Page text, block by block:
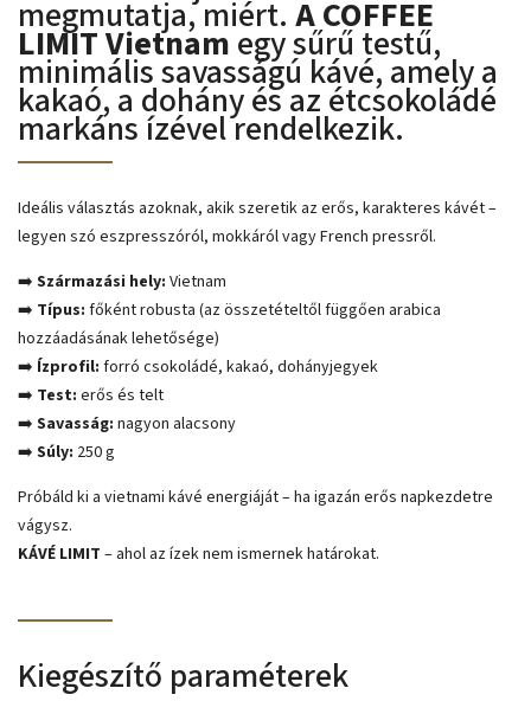
megmutatja, miért. A COFFEE
LIMIT Vietnam egy sűrű testű,
minimális savasságú kávé, amely a
kakaó, a dohány és az étcsokoládé
markáns ízével rendelkezik.
Ideális választás azoknak, akik szeretik az erős, karakteres kávét –
legyen szó eszpresszóról, mokkáról vagy French pressről.
➡️ Származási hely: Vietnam
➡️ Típus: főként robusta (az összetételtől függően arabica
hozzáadásának lehetősége)
➡️ Ízprofil: forró csokoládé, kakaó, dohányjegyek
➡️ Test: erős és telt
➡️ Savasság: nagyon alacsony
➡️ Súly: 250 g
Próbáld ki a vietnami kávé energiáját – ha igazán erős napkezdetre
vágysz.
KÁVÉ LIMIT – ahol az ízek nem ismernek határokat.
Kiegészítő paraméterek